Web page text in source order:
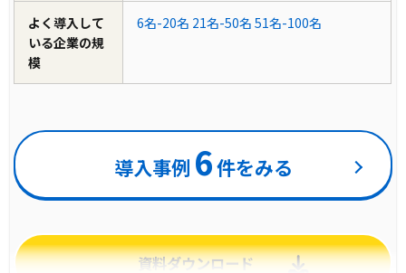
よく導入して
いる企業の規
模
6名-20名 21名-50名 51名-100名
導入事例 6件をみる
資料ダウンロード